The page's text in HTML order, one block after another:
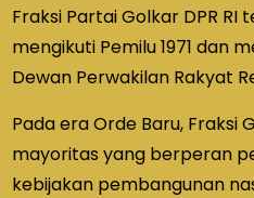
Fraksi Partai Golkar DPR
mengikuti Pemilu 1971 dan
Dewan Perwakilan Rakyat
Pada era Orde Baru, Fraksi
mayoritas yang berperan
kebijakan pembangunan